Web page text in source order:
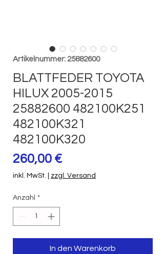
Artikelnummer: 25882600
BLATTFEDER TOYOTA
HILUX 2005-2015
25882600 482100K251
482100K321
482100K320
260,00 €Preis
inkl. MwSt. zzgl. Versand
Anzahl *
In den Warenkorb